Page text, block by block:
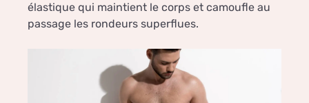
élastique qui maintient le corps et camoufle au
passage les rondeurs superflues.